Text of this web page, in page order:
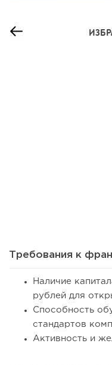
Требования к
Наличие
рублей для
Способность
стандартов
Активность и